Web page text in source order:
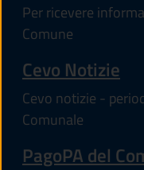
Per ricevere
Comune
Cevo Notizie
Cevo notizie -
Comunale
PagoPA del